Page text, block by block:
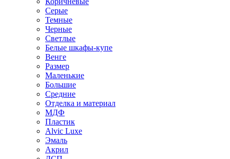
Серые
Темные
Черные
Светлые
Белые шкафы-купе
Венге
Размер
Маленькие
Большие
Средние
Отделка и материал
МДФ
Пластик
Alvic Luxe
Эмаль
Акрил